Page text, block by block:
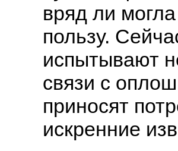
вряд ли
пользу.
испытывают
связи с
приносят
искренние